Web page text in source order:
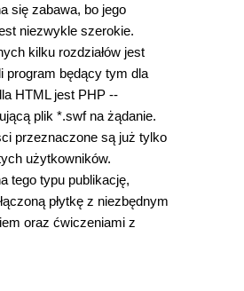
się zabawa, bo jego
niezwykle szerokie.
kilku rozdziałów jest
program będący tym dla
HTML jest PHP --
plik *.swf na żądanie.
przeznaczone są już tylko
użytkowników.
tego typu publikację,
płytkę z niezbędnym
oraz ćwiczeniami z